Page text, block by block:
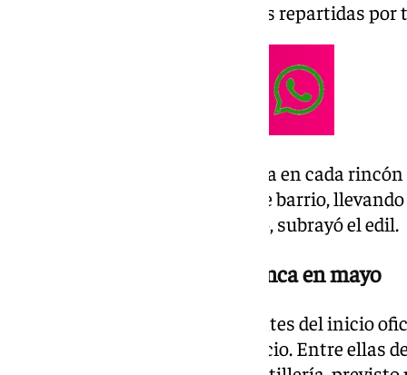
formativas, sociales y musicales repartidas
«Queremos que el Orgullo se viva en cada
municipales hasta las plazas de barrio,
diversidad a toda la ciudadanía», subrayó el edil.
Una programación que arranca en mayo
Las actividades comenzarán antes del inicio
distintas citas culturales y de ocio. Entre ellas